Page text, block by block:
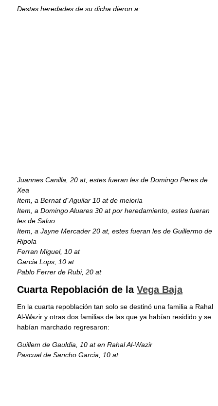
Destas heredades de su dicha dieron a:
Juannes Canilla, 20 at, estes fueran les de Domingo Peres de
Xea
Item, a Bernat d´Aguilar 10 at de meioria
Item, a Domingo Aluares 30 at por heredamiento, estes fueran
les de Saluo
Item, a Jayne Mercader 20 at, estes fueran les de Guillermo de
Ripola
Ferran Miguel, 10 at
Garcia Lops, 10 at
Pablo Ferrer de Rubi, 20 at
Cuarta Repoblación de la Vega Baja
En la cuarta repoblación tan solo se destinó una familia a Rahal
Al-Wazir y otras dos familias de las que ya habían residido y se
habían marchado regresaron:
Guillem de Gauldia, 10 at en Rahal Al-Wazir
Pascual de Sancho Garcia, 10 at